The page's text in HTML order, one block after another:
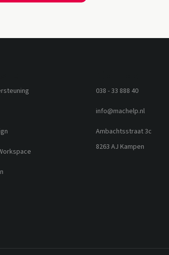
038 - 33 888 40
info@machelp.nl
Ambachtsstraat 3c
8263 AJ Kampen